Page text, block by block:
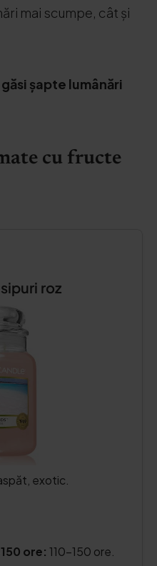
mai scumpe, cât și
șapte lumânări
cu fructe
roz
exotic.
ore: 110-150 ore.